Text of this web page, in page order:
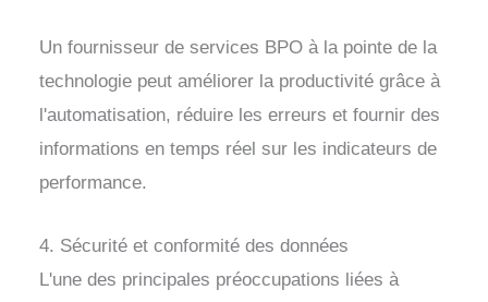
Un fournisseur de services BPO à la pointe de la
technologie peut améliorer la productivité grâce à
l'automatisation, réduire les erreurs et fournir des
informations en temps réel sur les indicateurs de
performance.
4. Sécurité et conformité des données
L'une des principales préoccupations liées à